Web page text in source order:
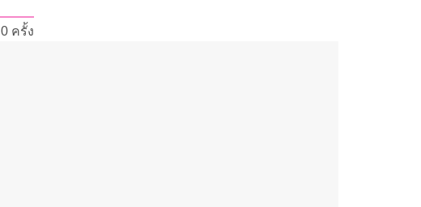
0 ครั้ง